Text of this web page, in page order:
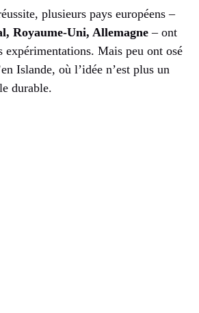
plusieurs pays européens –
Royaume-Uni, Allemagne – ont
expérimentations. Mais peu ont osé
Islande, où l’idée n’est plus un
durable.